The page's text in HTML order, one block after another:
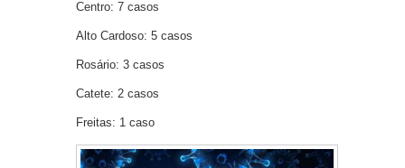
Centro: 7 casos
Alto Cardoso: 5 casos
Rosário: 3 casos
Catete: 2 casos
Freitas: 1 caso